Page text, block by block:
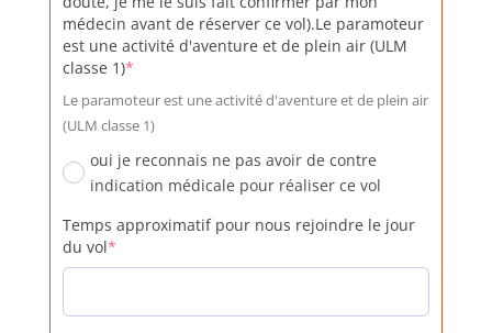
médecin avant de réserver ce vol).Le paramoteur
est une activité d'aventure et de plein air (ULM
classe 1)*(required)
Le paramoteur est une activité d'aventure et de plein air
(ULM classe 1)
oui je reconnais ne pas avoir de contre
indication médicale pour réaliser ce vol
Temps approximatif pour nous rejoindre le jour
du vol*(required)